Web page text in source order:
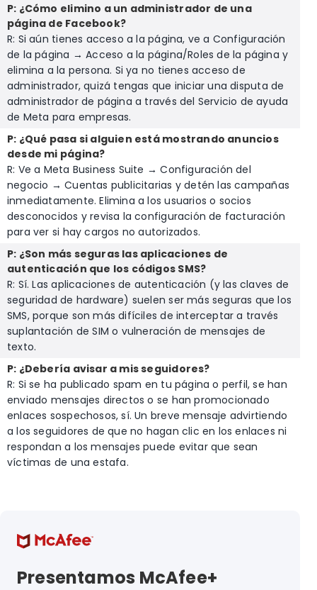
P: ¿Cómo elimino a un administrador de una
página de Facebook?
R: Si aún tienes acceso a la página, ve a Configuración
de la página → Acceso a la página/Roles de la página y
elimina a la persona. Si ya no tienes acceso de
administrador, quizá tengas que iniciar una disputa de
administrador de página a través del Servicio de ayuda
de Meta para empresas.
P: ¿Qué pasa si alguien está mostrando anuncios
desde mi página?
R: Ve a Meta Business Suite → Configuración del
negocio → Cuentas publicitarias y detén las campañas
inmediatamente. Elimina a los usuarios o socios
desconocidos y revisa la configuración de facturación
para ver si hay cargos no autorizados.
P: ¿Son más seguras las aplicaciones de
autenticación que los códigos SMS?
R: Sí. Las aplicaciones de autenticación (y las claves de
seguridad de hardware) suelen ser más seguras que los
SMS, porque son más difíciles de interceptar a través
suplantación de SIM o vulneración de mensajes de
texto.
P: ¿Debería avisar a mis seguidores?
R: Si se ha publicado spam en tu página o perfil, se han
enviado mensajes directos o se han promocionado
enlaces sospechosos, sí. Un breve mensaje advirtiendo
a los seguidores de que no hagan clic en los enlaces ni
respondan a los mensajes puede evitar que sean
víctimas de una estafa.
Presentamos McAfee+